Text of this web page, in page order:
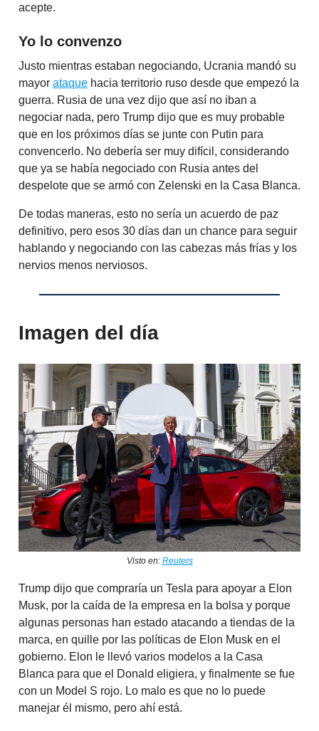
acepte.
Yo lo convenzo
Justo mientras estaban negociando, Ucrania mandó su
mayor ataque hacia territorio ruso desde que empezó la
guerra. Rusia de una vez dijo que así no iban a
negociar nada, pero Trump dijo que es muy probable
que en los próximos días se junte con Putin para
convencerlo. No debería ser muy difícil, considerando
que ya se había negociado con Rusia antes del
despelote que se armó con Zelenski en la Casa Blanca.
De todas maneras, esto no sería un acuerdo de paz
definitivo, pero esos 30 días dan un chance para seguir
hablando y negociando con las cabezas más frías y los
nervios menos nerviosos.
Imagen del día
Visto en: Reuters
Trump dijo que compraría un Tesla para apoyar a Elon
Musk, por la caída de la empresa en la bolsa y porque
algunas personas han estado atacando a tiendas de la
marca, en quille por las políticas de Elon Musk en el
gobierno. Elon le llevó varios modelos a la Casa
Blanca para que el Donald eligiera, y finalmente se fue
con un Model S rojo. Lo malo es que no lo puede
manejar él mismo, pero ahí está.